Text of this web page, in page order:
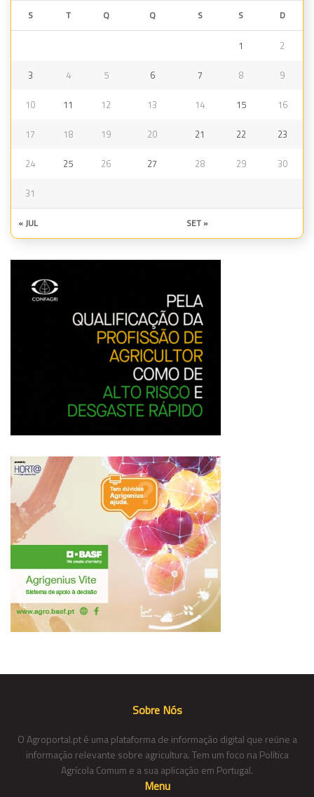
S T Q Q S S D
1 2
3 4 5 6 7 8 9
10 11 12 13 14 15 16
17 18 19 20 21 22 23
24 25 26 27 28 29 30
31
« JUL SET »
Sobre Nós
O Agroportal.pt é uma plataforma de informação digital que reúne a
informação relevante sobre agricultura. Tem um foco na Política
Agrícola Comum e a sua aplicação em Portugal.
Menu